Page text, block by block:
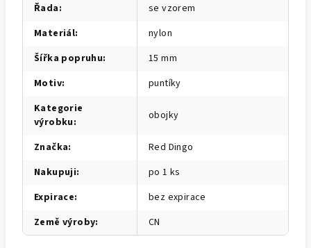
Řada:
se vzorem
Materiál:
nylon
Šířka popruhu:
15 mm
Motiv:
puntíky
Kategorie
výrobku: obojky
Značka:
Red Dingo
Nakupuji:
po 1 ks
Expirace:
bez expirace
Země výroby: CN